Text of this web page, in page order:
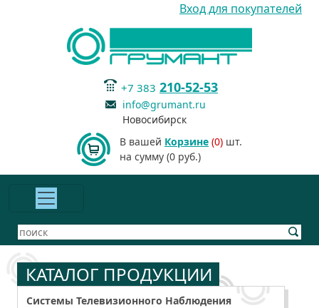
Вход для покупателей
+7 383 210-52-53
info@grumant.ru
Новосибирск
В вашей Корзине (0) шт.
на сумму (0 руб.)
КАТАЛОГ ПРОДУКЦИИ
Системы Телевизионного Наблюдения